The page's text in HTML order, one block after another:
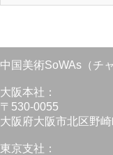
中国美術SoWAs（チ
大阪本社：
〒530-0055
大阪府大阪市北区野
東京支社：